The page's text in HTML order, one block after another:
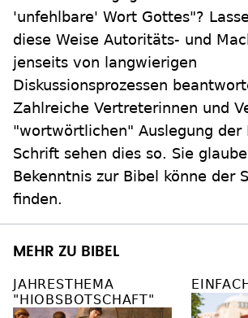
'unfehlbare' Wort Gottes"?
diese Weise Autoritäts- und
jenseits von langwierigen
Diskussionsprozessen
Zahlreiche Vertreterinnen und
"wortwörtlichen" Auslegung der
Schrift sehen dies so. Sie
Bekenntnis zur Bibel könne der
finden.
MEHR ZU BIBEL
JAHRESTHEMA
"HIOBSBOTSCHAFT"